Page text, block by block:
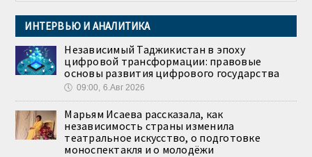
ИНТЕРВЬЮ И АНАЛИТИКА
Независимый Таджикистан в эпоху
цифровой трансформации: правовые
основы развития цифрового государства
🕔 09:00, 6.Авг 2026
Марьям Исаева рассказала, как
независимость страны изменила
театральное искусство, о подготовке
моноспектакля и о молодёжи